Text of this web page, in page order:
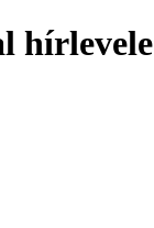
hírlevele